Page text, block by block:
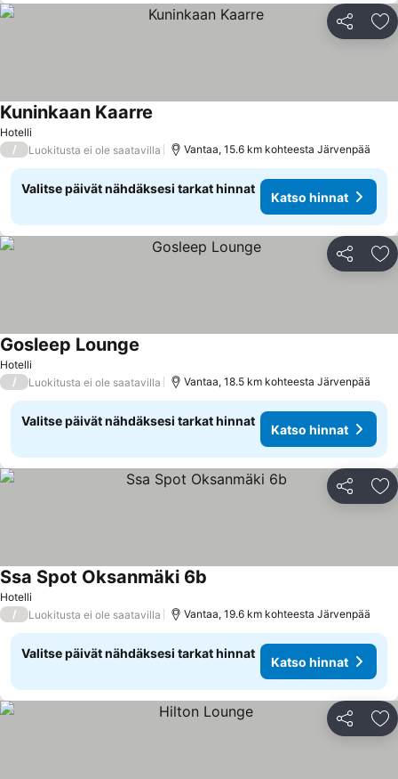
Jaa
Hotelli
Kuninkaan Kaarre
/ Luokitusta ei ole saatavilla Vantaa, 15.6 km kohteesta Järvenpää
Valitse päivät nähdäksesi tarkat hinnat
Katso hinnat
Jaa
Hotelli
Gosleep Lounge
/ Luokitusta ei ole saatavilla Vantaa, 18.5 km kohteesta Järvenpää
Valitse päivät nähdäksesi tarkat hinnat
Katso hinnat
Jaa
Hotelli
Ssa Spot Oksanmäki 6b
/ Luokitusta ei ole saatavilla Vantaa, 19.6 km kohteesta Järvenpää
Valitse päivät nähdäksesi tarkat hinnat
Katso hinnat
Jaa